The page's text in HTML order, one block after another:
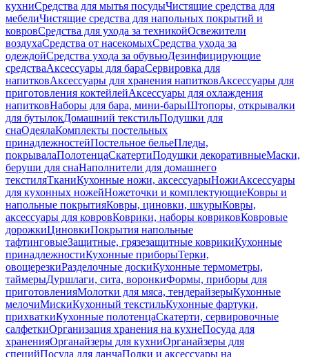
кухниСредства для мытья посудыЧистящие средства для
мебелиЧистящие средства для напольных покрытий и
ковровСредства для ухода за техникойОсвежители
воздухаСредства от насекомыхСредства ухода за
одеждойСредства ухода за обувьюДезинфицирующие
средстваАксессуары для бараСервировка для
напитковАксессуары для хранения напитковАксессуары для
приготовления коктейлейАксессуары для охлаждения
напитковНаборы для бара, мини-барыШтопоры, открывалки
для бутылокДомашний текстильПодушки для
снаОдеялаКомплекты постельных
принадлежностейПостельное бельеПледы,
покрывалаПолотенцаСкатертиПодушки декоративныеМаски,
беруши для снаНаполнители для домашнего
текстиляТканиКухонные ножи, аксессуарыНожиАксессуары
для кухонных ножейНожеточки и комплектующиеКовры и
напольные покрытияКовры, циновки, шкурыКовры,
аксессуары для ковровКоврики, наборы ковриковКовровые
дорожкиЦиновкиПокрытия напольные
тафтинговыеЗащитные, грязезащитные коврикиКухонные
принадлежностиКухонные приборыТерки,
овощерезкиРазделочные доскиКухонные термометры,
таймерыДуршлаги, сита, воронкиФормы, приборы для
приготовленияМолотки для мяса, тендерайзерыКухонные
мелочиМискиКухонный текстильКухонные фартуки,
прихваткиКухонные полотенцаСкатерти, сервировочные
салфеткиОрганизация хранения на кухнеПосуда для
храненияОрганайзеры для кухниОрганайзеры для
специйПосуда для ланчаПолки и аксессуары на